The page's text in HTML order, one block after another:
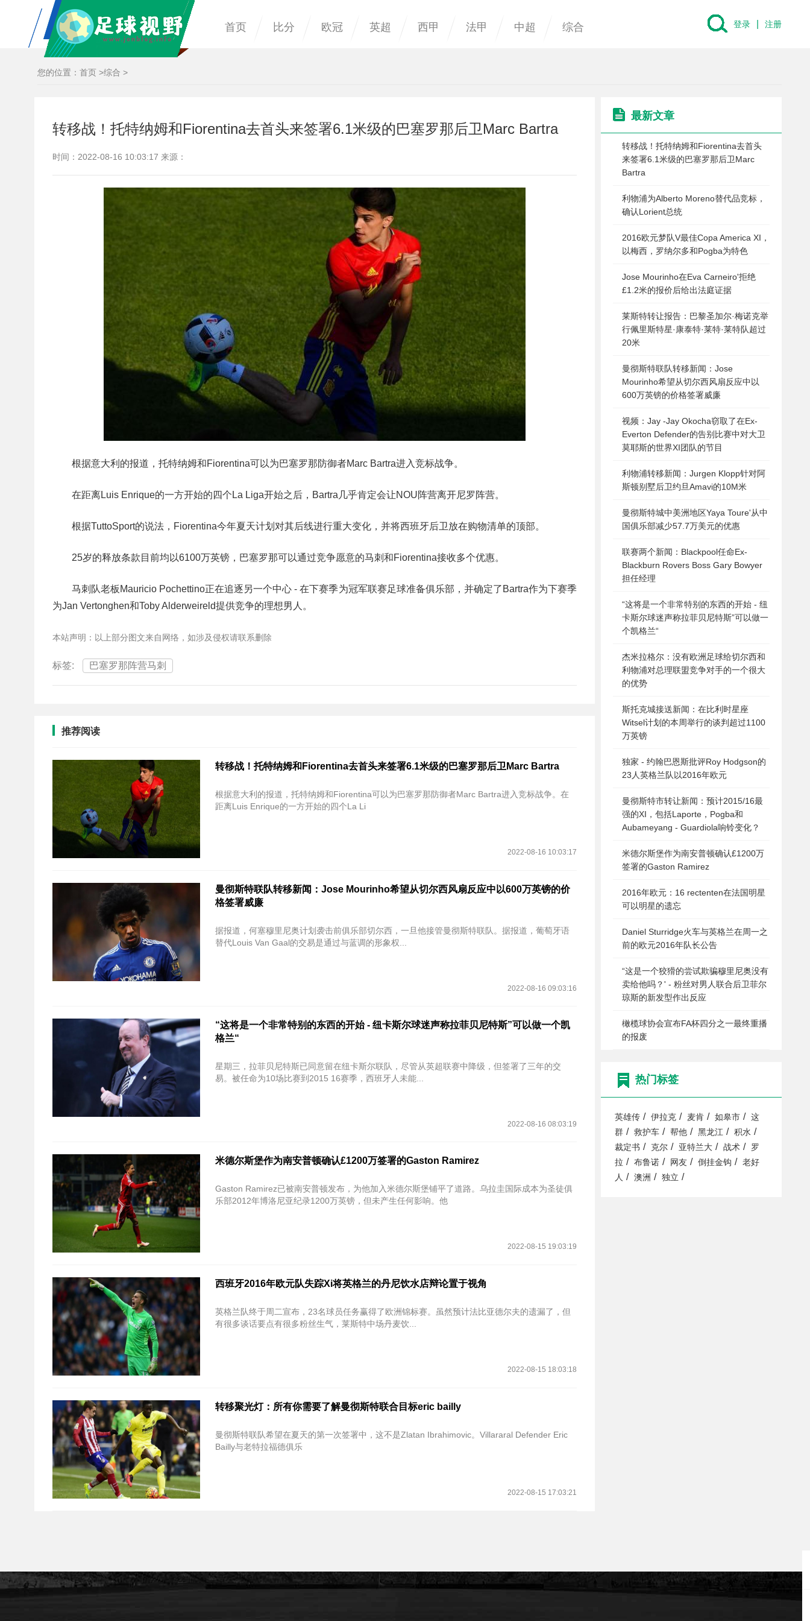
首页 比分 欧冠 英超 西甲 法甲 中超 综合 登录 注册
您的位置： 首页 >综合 >
转移战！托特纳姆和Fiorentina去首头来签署6.1米级的巴塞罗那后卫Marc Bartra
时间：2022-08-16 10:03:17 来源：
根据意大利的报道，托特纳姆和Fiorentina可以为巴塞罗那防御者Marc Bartra进入竞标战争。
在距离Luis Enrique的一方开始的四个La Liga开始之后，Bartra几乎肯定会让NOU阵营离开尼罗阵营。
根据TuttoSport的说法，Fiorentina今年夏天计划对其后线进行重大变化，并将西班牙后卫放在购物清单的顶部。
25岁的释放条款目前均以6100万英镑，巴塞罗那可以通过竞争愿意的马刺和Fiorentina接收多个优惠。
马刺队老板Mauricio Pochettino正在追逐另一个中心 - 在下赛季为冠军联赛足球准备俱乐部，并确定了Bartra作为下赛季
为Jan Vertonghen和Toby Alderweireld提供竞争的理想男人。
本站声明：以上部分图文来自网络，如涉及侵权请联系删除
标签: 巴塞罗那阵营马刺
推荐阅读
转移战！托特纳姆和Fiorentina去首头来签署6.1米级的巴塞罗那后卫Marc Bartra
根据意大利的报道，托特纳姆和Fiorentina可以为巴塞罗那防御者Marc Bartra进入竞标战争。在
距离Luis Enrique的一方开始的四个La Li
2022-08-16 10:03:17
曼彻斯特联队转移新闻：Jose Mourinho希望从切尔西风扇反应中以600万英镑的价
格签署威廉
据报道，何塞穆里尼奥计划袭击前俱乐部切尔西，一旦他接管曼彻斯特联队。据报道，葡萄牙语
替代Louis Van Gaal的交易是通过与蓝调的形象权...
2022-08-16 09:03:16
“这将是一个非常特别的东西的开始 - 纽卡斯尔球迷声称拉菲贝尼特斯”可以做一个凯
格兰“
星期三，拉菲贝尼特斯已同意留在纽卡斯尔联队，尽管从英超联赛中降级，但签署了三年的交
易。被任命为10场比赛到2015 16赛季，西班牙人未能...
2022-08-16 08:03:19
米德尔斯堡作为南安普顿确认£1200万签署的Gaston Ramirez
Gaston Ramirez已被南安普顿发布，为他加入米德尔斯堡铺平了道路。乌拉圭国际成本为圣徒俱
乐部2012年博洛尼亚纪录1200万英镑，但未产生任何影响。他
2022-08-15 19:03:19
西班牙2016年欧元队失踪Xi将英格兰的丹尼饮水店辩论置于视角
英格兰队终于周二宣布，23名球员任务赢得了欧洲锦标赛。虽然预计法比亚德尔夫的遗漏了，但
有很多谈话要点有很多粉丝生气，莱斯特中场丹麦饮...
2022-08-15 18:03:18
转移聚光灯：所有你需要了解曼彻斯特联合目标eric bailly
曼彻斯特联队希望在夏天的第一次签署中，这不是Zlatan Ibrahimovic。Villararal Defender Eric
Bailly与老特拉福德俱乐
2022-08-15 17:03:21
最新文章
转移战！托特纳姆和Fiorentina去首头
来签署6.1米级的巴塞罗那后卫Marc
Bartra
利物浦为Alberto Moreno替代品竞标，
确认Lorient总统
2016欧元梦队V最佳Copa America XI，
以梅西，罗纳尔多和Pogba为特色
Jose Mourinho在Eva Carneiro'拒绝
£1.2米的报价后给出法庭证据
莱斯特转让报告：巴黎圣加尔·梅诺克举
行佩里斯特星·康泰特·莱特·莱特队超过
20米
曼彻斯特联队转移新闻：Jose
Mourinho希望从切尔西风扇反应中以
600万英镑的价格签署威廉
视频：Jay -Jay Okocha窃取了在Ex-
Everton Defender的告别比赛中对大卫
莫耶斯的世界XI团队的节目
利物浦转移新闻：Jurgen Klopp针对阿
斯顿别墅后卫约旦Amavi的10M米
曼彻斯特城中美洲地区Yaya Toure'从中
国俱乐部减少57.7万美元的优惠
联赛两个新闻：Blackpool任命Ex-
Blackburn Rovers Boss Gary Bowyer
担任经理
“这将是一个非常特别的东西的开始 - 纽
卡斯尔球迷声称拉菲贝尼特斯”可以做一
个凯格兰“
杰米拉格尔：没有欧洲足球给切尔西和
利物浦对总理联盟竞争对手的一个很大
的优势
斯托克城接送新闻：在比利时星座
Witsel计划的本周举行的谈判超过1100
万英镑
独家 - 约翰巴恩斯批评Roy Hodgson的
23人英格兰队以2016年欧元
曼彻斯特市转让新闻：预计2015/16最
强的XI，包括Laporte，Pogba和
Aubameyang - Guardiola响铃变化？
米德尔斯堡作为南安普顿确认£1200万
签署的Gaston Ramirez
2016年欧元：16 rectenten在法国明星
可以明星的遗忘
Daniel Sturridge火车与英格兰在周一之
前的欧元2016年队长公告
“这是一个狡猾的尝试欺骗穆里尼奥没有
卖给他吗？' - 粉丝对男人联合后卫菲尔
琼斯的新发型作出反应
橄榄球协会宣布FA杯四分之一最终重播
的报废
热门标签
英雄传 / 伊拉克 / 麦肯 / 如皋市 /
这
群 / 救护车 / 帮他 / 黑龙江 / 积水 /
裁定书 / 克尔 / 亚特兰大 / 战术 /
罗
拉 / 布鲁诺 / 网友 / 倒挂金钩 /
老好
人 / 澳洲 / 独立 /